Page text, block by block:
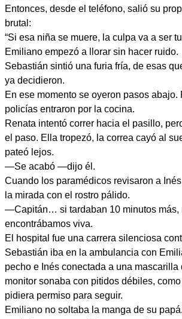
Entonces, desde el teléfono, salió su
brutal:
“Si esa niña se muere, la culpa va a ser
Emiliano empezó a llorar sin hacer ruido.
Sebastián sintió una furia fría, de esas
ya decidieron.
En ese momento se oyeron pasos abajo.
policías entraron por la cocina.
Renata intentó correr hacia el pasillo,
el paso. Ella tropezó, la correa cayó al
pateó lejos.
—Se acabó —dijo él.
Cuando los paramédicos revisaron a
la mirada con el rostro pálido.
—Capitán… si tardaban 10 minutos más,
encontrábamos viva.
El hospital fue una carrera silenciosa
Sebastián iba en la ambulancia con
pecho e Inés conectada a una mascarilla
monitor sonaba con pitidos débiles,
pidiera permiso para seguir.
Emiliano no soltaba la manga de su papá.